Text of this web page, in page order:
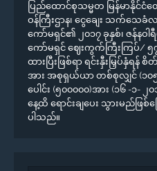
ပြည်ထောင်စုသမ္မတ မြန်မာနိုင်ငံ
ဝန်ကြီးဌာန၊ ငွေချေး သက်သေ
ကော်မရှင်၏ ၂၀၁၇ ခုနှစ်၊ ဇန်န
ကော်မရှင် ဈေးကွက်ကြီးကြပ်/ ၅၇ /
ထားပြီးဖြစ်ရာ ရင်းနှီးမြှပ်နှံရန်
အား အစုရှယ်ယာ တစ်စုလျှင် (၁၀
ပေါင်း (၅၀၀၀၀၀)အား (၁၆ -၁-
နေ့ထိ ရောင်းချပေး သွားမည်ဖြ
ပါသည်။